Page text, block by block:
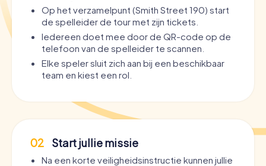
Op het verzamelpunt (Smith Street 190) start
de spelleider de tour met zijn tickets.
Iedereen doet mee door de QR-code op de
telefoon van de spelleider te scannen.
Elke speler sluit zich aan bij een beschikbaar
team en kiest een rol.
02 Start jullie missie
Na een korte veiligheidsinstructie kunnen jullie